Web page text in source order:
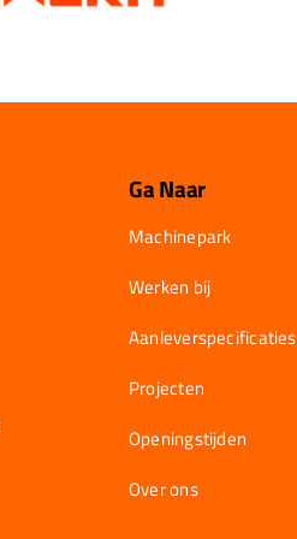
Ga Naar
Machinepark
Werken bij
Aanleverspecificaties
Projecten
Openingstijden
Over ons